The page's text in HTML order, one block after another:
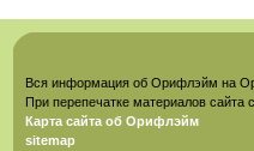
Вся информация об Орифлэйм на
При перепечатке материалов сайта
Карта сайта об Орифлэйм
sitemap